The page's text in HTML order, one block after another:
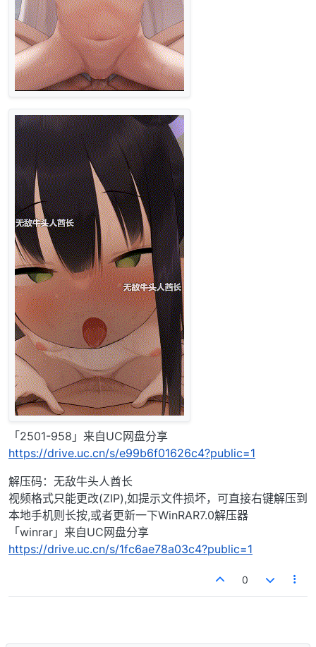
「2501-958」来自UC网盘分享
https://drive.uc.cn/s/e99b6f01626c4?public=1
解压码：无敌牛头人酋长
视频格式只能更改(ZIP),如提示文件损坏，可直接右键解压到
本地手机则长按,或者更新一下WinRAR7.0解压器
「winrar」来自UC网盘分享
https://drive.uc.cn/s/1fc6ae78a03c4?public=1
0